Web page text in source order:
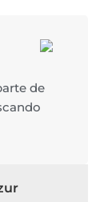
de